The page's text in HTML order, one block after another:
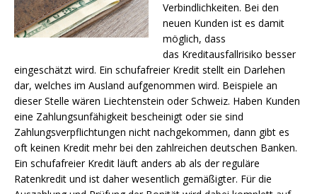
Verbindlichkeiten. Bei den
neuen Kunden ist es damit
möglich, dass
das Kreditausfallrisiko besser
eingeschätzt wird. Ein schufafreier Kredit stellt ein Darlehen
dar, welches im Ausland aufgenommen wird. Beispiele an
dieser Stelle wären Liechtenstein oder Schweiz. Haben Kunden
eine Zahlungsunfähigkeit bescheinigt oder sie sind
Zahlungsverpflichtungen nicht nachgekommen, dann gibt es
oft keinen Kredit mehr bei den zahlreichen deutschen Banken.
Ein schufafreier Kredit läuft anders ab als der reguläre
Ratenkredit und ist daher wesentlich gemäßigter. Für die